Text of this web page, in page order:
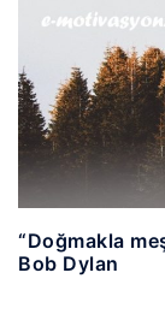
“Doğmakla
Bob Dylan